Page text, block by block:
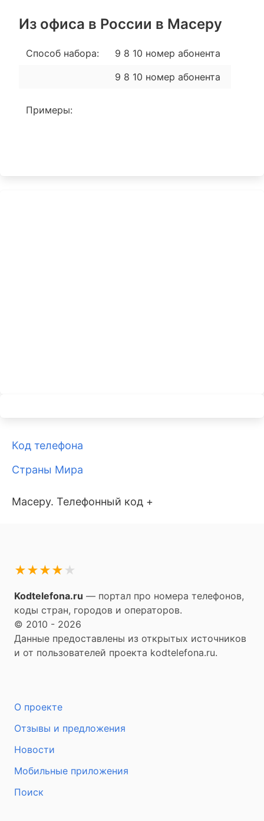
Из офиса в России в Масеру
Способ набора:
9 8 10 номер абонента
9 8 10 номер абонента
Примеры:
Код телефона
Страны Мира
Масеру. Телефонный код +
★
★
★
★
★
Kodtelefona.ru — портал про номера телефонов,
коды стран, городов и операторов.
© 2010 - 2026
Данные предоставлены из открытых источников
и от пользователей проекта kodtelefona.ru.
О проекте
Отзывы и предложения
Новости
Мобильные приложения
Поиск